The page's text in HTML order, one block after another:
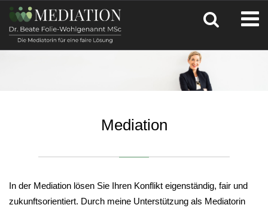
Mediation
In der Mediation lösen Sie Ihren Konflikt eigenständig, fair und
zukunftsorientiert. Durch meine Unterstützung als Mediatorin